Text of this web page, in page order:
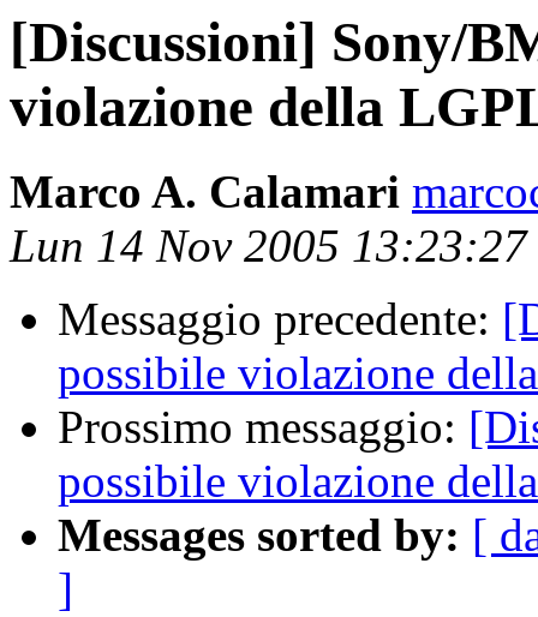
[Discussioni] Sony/
violazione della
Marco A. Calamari
Lun 14 Nov 2005 13:23:27
Messaggio precedente:
possibile violazione
Prossimo messaggio:
possibile violazione
Messages sorted by: [
]